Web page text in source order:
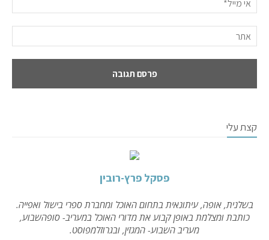
קצת עלי
פסקל פרץ-רובין
בשלנית, אופה, עיתונאית בתחום האוכל ומחברת ספרי בישול ואפייה.
כותבת ומצלמת באופן קבוע את מדורי האוכל במעריב- סופהשבוע,
מעריב השבוע- המגזין, ובגרוזלמפוסט.